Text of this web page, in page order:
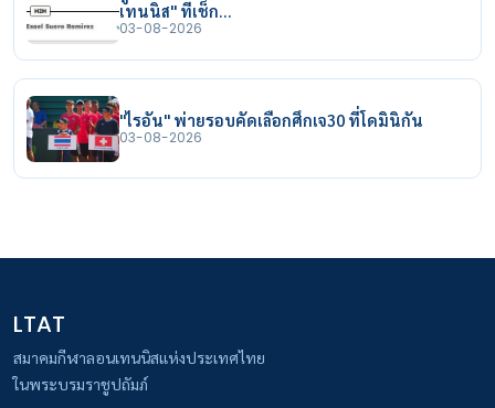
เทนนิส" ที่เช็ก…
03-08-2026
"ไรอัน" พ่ายรอบคัดเลือกศึกเจ30 ที่โดมินิกัน
03-08-2026
LTAT
สมาคมกีฬาลอนเทนนิสแห่งประเทศไทย
ในพระบรมราชูปถัมภ์